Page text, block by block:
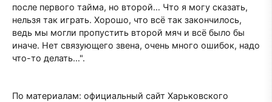
после первого тайма, но второй… Что я могу сказать,
нельзя так играть. Хорошо, что всё так закончилось,
ведь мы могли пропустить второй мяч и всё было бы
иначе. Нет связующего звена, очень много ошибок, надо
что-то делать…".
По материалам: официальный сайт Харьковского